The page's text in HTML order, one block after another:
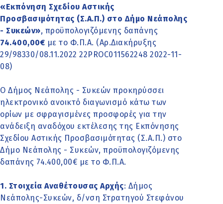
«Εκπόνηση Σχεδίου Αστικής
Προσβασιμότητας (Σ.Α.Π.) στο Δήμο Νεάπολης
- Συκεών», προϋπολογιζόμενης δαπάνης
74.400,00€ με το Φ.Π.Α. (Αρ.Διακήρυξης
29/98330/08.11.2022 22PROC011562248 2022-11-
08)
Ο Δήμος Νεάπολης - Συκεών προκηρύσσει
ηλεκτρονικό ανοικτό διαγωνισμό κάτω των
ορίων με σφραγισμένες προσφορές για την
ανάδειξη αναδόχου εκτέλεσης της Εκπόνησης
Σχεδίου Αστικής Προσβασιμότητας (Σ.Α.Π.) στο
Δήμο Νεάπολης - Συκεών, προϋπολογιζόμενης
δαπάνης 74.400,00€ με το Φ.Π.Α.
1. Στοιχεία Αναθέτουσας Αρχής: Δήμος
Νεάπολης-Συκεών, δ/νση Στρατηγού Στεφάνου